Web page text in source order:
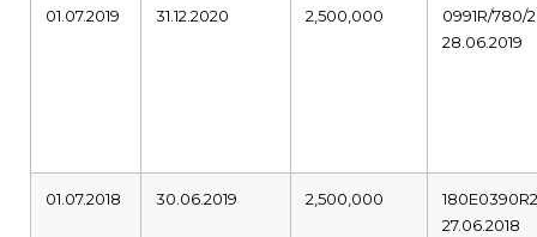
01.07.2019 31.12.2020 2,500,000
0991R/780/
28.06.2019
01.07.2018 30.06.2019 2,500,000
27.06.2018